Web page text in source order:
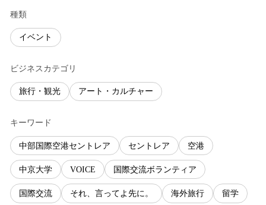
種類
イベント
ビジネスカテゴリ
旅行・観光 アート・カルチャー
キーワード
中部国際空港セントレア セントレア 空港
中京大学 VOICE 国際交流ボランティア
国際交流 それ、言ってよ先に。 海外旅行 留学